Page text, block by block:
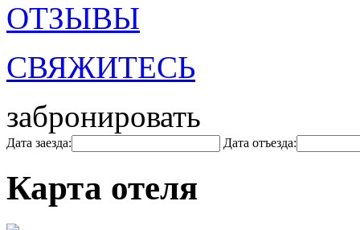
ОТЗЫВЫ
СВЯЖИТЕСЬ
забронировать
Дата заезда: Дата отъезда:
Карта отеля